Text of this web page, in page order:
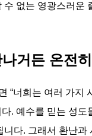
수 없는 영광스러운
거든 온전
“너희는 여러 가지
. 예수를 믿는 성
니다. 그래서 환난과